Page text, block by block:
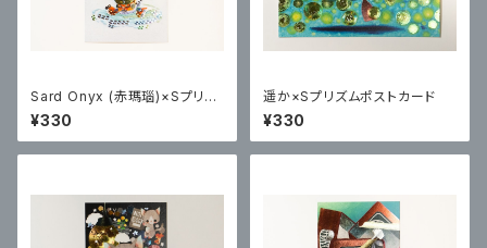
Sard Onyx (赤瑪瑙)×Sプリズ
ムポストカード
¥330
遥か×Sプリズムポストカード
¥330